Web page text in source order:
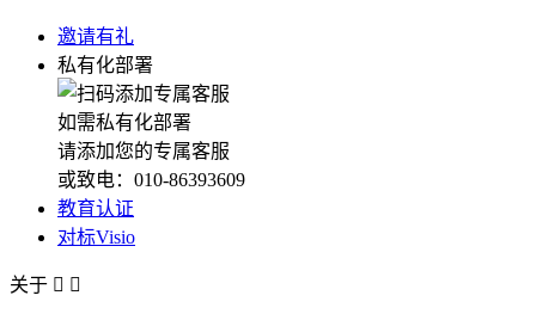
邀请有礼
私有化部署
如需私有化部署
请添加您的专属客服
或致电：010-86393609
教育认证
对标Visio
关于  